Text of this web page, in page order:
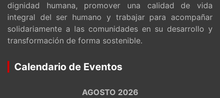
dignidad humana, promover una calidad de vida
integral del ser humano y trabajar para acompañar
solidariamente a las comunidades en su desarrollo y
transformación de forma sostenible.
Calendario de Eventos
AGOSTO 2026